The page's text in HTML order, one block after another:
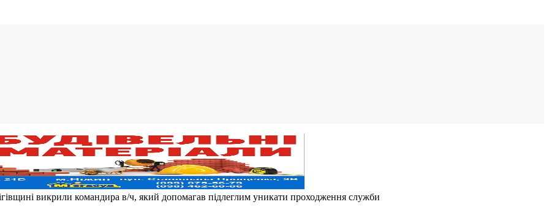
викрили командира в/ч, який допомагав підлеглим уникати проходження служби